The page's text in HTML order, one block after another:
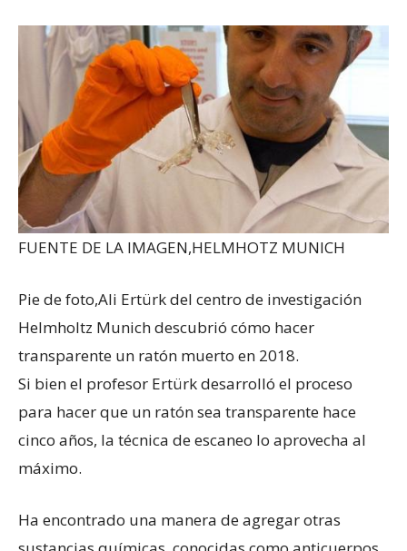
FUENTE DE LA IMAGEN,HELMHOTZ MUNICH
Pie de foto,Ali Ertürk del centro de investigación
Helmholtz Munich descubrió cómo hacer
transparente un ratón muerto en 2018.
Si bien el profesor Ertürk desarrolló el proceso
para hacer que un ratón sea transparente hace
cinco años, la técnica de escaneo lo aprovecha al
máximo.
Ha encontrado una manera de agregar otras